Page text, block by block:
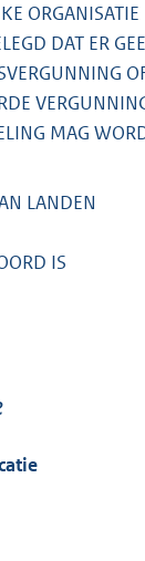
ORGANISATIE
DAT ER
MAG
LANDEN
IS